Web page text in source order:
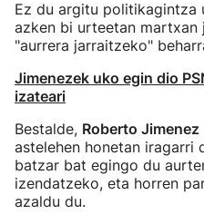
Ez du argitu politikagintza
azken bi urteetan
"aurrera jarraitzeko"
Jimenezek uko egin dio
izateari
Bestalde, Roberto Jimenez
astelehen honetan iragarri
batzar bat egingo du
izendatzeko, eta horren
azaldu du.